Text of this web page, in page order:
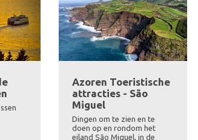
Azoren Toeristische
attracties - São
Miguel
Dingen om te zien en te
doen op en rondom het
eiland São Miguel, in de